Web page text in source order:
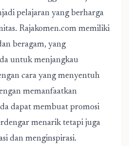
pelajaran yang berharga
Rajakomen.com memiliki
beragam, yang
untuk menjangkau
cara yang menyentuh
memanfaatkan
dapat membuat promosi
menarik tetapi juga
dan menginspirasi.